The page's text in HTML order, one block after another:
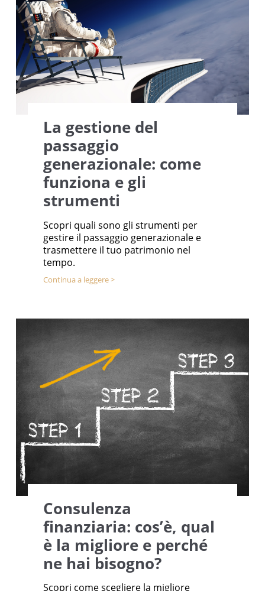
La gestione del
passaggio
generazionale: come
funziona e gli
strumenti
Scopri quali sono gli strumenti per
gestire il passaggio generazionale e
trasmettere il tuo patrimonio nel
tempo.
Continua a leggere >
Consulenza
finanziaria: cos’è, qual
è la migliore e perché
ne hai bisogno?
Scopri come scegliere la migliore